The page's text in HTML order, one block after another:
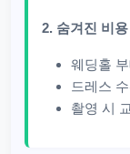
2. 숨겨진 비
웨딩홀
드레스
촬영 시